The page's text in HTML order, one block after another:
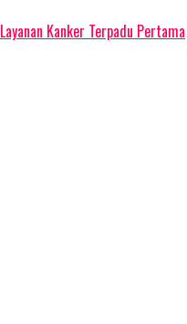
Kanker Terpadu Pertama